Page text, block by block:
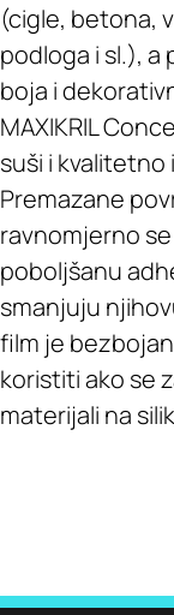
(cigle, betona,
podloga i sl.),
boja i
MAXIKRIL
suši i
Premazane
ravnomjerno
poboljšanu
smanjuju
film je
koristiti ako se
materijali na